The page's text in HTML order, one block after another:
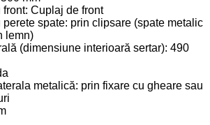
Cuplaj de front
spate: prin clipsare (spate metalic
lemn)
(dimensiune interioară sertar): 490
metalică: prin fixare cu gheare sau